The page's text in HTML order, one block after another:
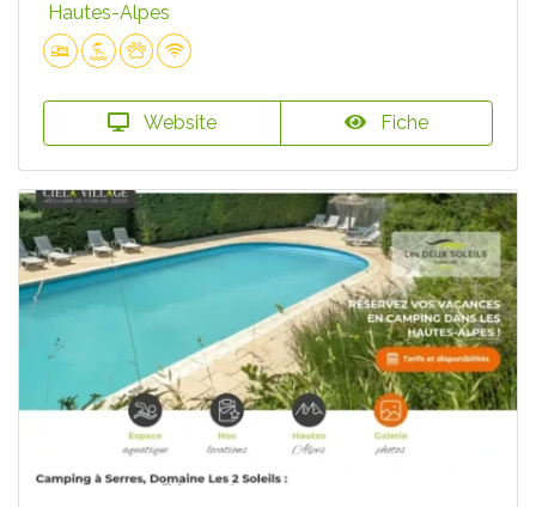
Hautes-Alpes
Website Fiche